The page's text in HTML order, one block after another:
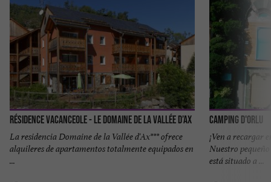
Résidence Vacanceole - Le Domaine de la Vallée d’Ax
La residencia Domaine de la Vallée d'Ax*** ofrece
alquileres de apartamentos totalmente equipados en
...
Camping d'Orlu
¡Ven a recargar
Nuestro
está situado a ...